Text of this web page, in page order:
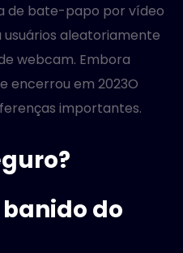
de bate-papo por vídeo
aleatoriamente
webcam. Embora
encerrou em 2023O
importantes.
do